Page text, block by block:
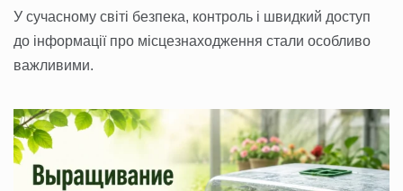
У сучасному світі безпека, контроль і швидкий доступ
до інформації про місцезнаходження стали особливо
важливими.